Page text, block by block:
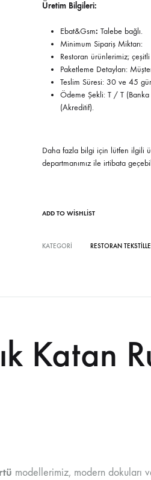
Jakarlı Bornozlar
Kadife
Mayer
Modal Bornozlar
Üretim Bilgileri:
Ebat&Gsm: Talebe bağlı.
Minimum Sipariş Miktarı:
Restoran ürünlerimiz;
Paketleme Detayları:
Teslim Süresi: 30 ve 45
Ödeme Şekli: T / T
(Akreditif).
Daha fazla bilgi için lütfen ilgili
departmanımız ile irtibata
ADD TO WISHLIST
KATEGORI RESTORAN
Katan
modellerimiz, modern dokuları